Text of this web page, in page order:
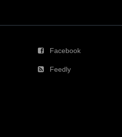
Facebook
Feedly